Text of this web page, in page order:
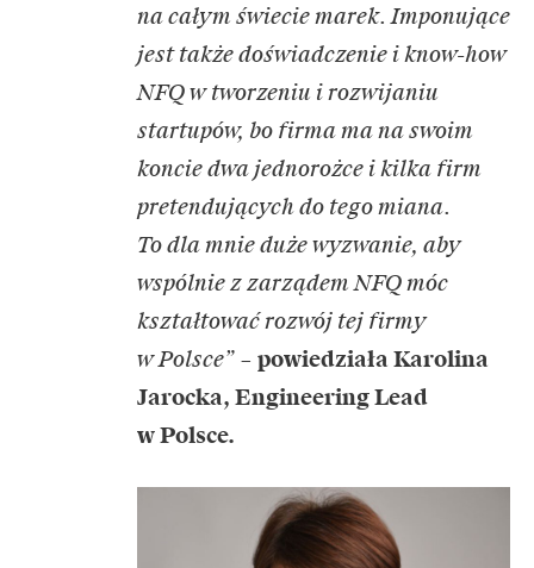
na całym świecie marek. Imponujące
jest także doświadczenie i know-how
NFQ w tworzeniu i rozwijaniu
startupów, bo firma ma na swoim
koncie dwa jednorożce i kilka firm
pretendujących do tego miana.
To dla mnie duże wyzwanie, aby
wspólnie z zarządem NFQ móc
kształtować rozwój tej firmy
w Polsce” – powiedziała Karolina
Jarocka, Engineering Lead
w Polsce.